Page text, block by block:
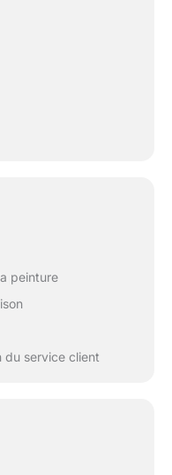
peinture
service client